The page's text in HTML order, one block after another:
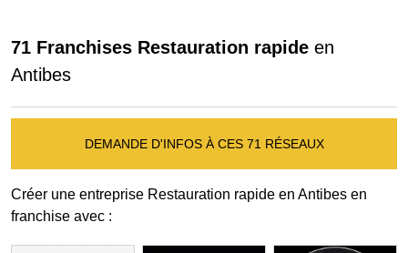
71 Franchises Restauration rapide en
Antibes
DEMANDE D'INFOS À CES 71 RÉSEAUX
Créer une entreprise Restauration rapide en Antibes en
franchise avec :